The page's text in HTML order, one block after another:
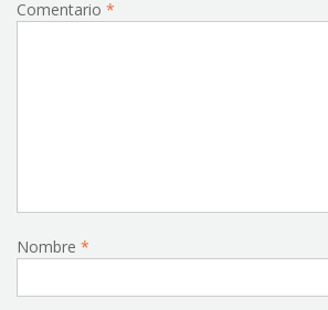
Comentario *
Nombre *